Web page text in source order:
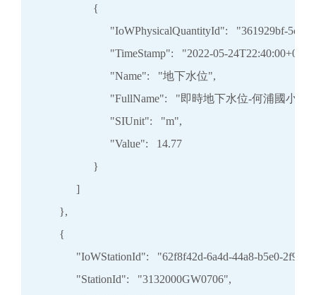
                  {
"IoWPhysicalQuantityId":   "361929bf-
"TimeStamp":   "2022-05-
                        "Name":   "地下水位",
                        "FullName":   "即時地下水位-何浦國小",
                        "SIUnit":   "m",
                        "Value":   14.77
                  }
            ]
      },
      {
"IoWStationId":   "62f8f42d-6a4d-44a8-b5e0-
            "StationId":   "3132000GW0706",